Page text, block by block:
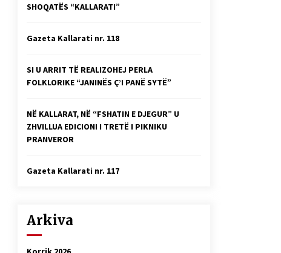
Faksimilet e një 83 vjetori lufte:
04/10/2025
Gazeta Kallarati nr. 114
06/02/2025
SHOQATËS “KALLARATI”
Gazeta Kallarati nr. 118
SI U ARRIT TË REALIZOHEJ PERLA
FOLKLORIKE “JANINËS Ç’I PANË SYTË”
NË KALLARAT, NË “FSHATIN E DJEGUR” U
ZHVILLUA EDICIONI I TRETË I PIKNIKU
PRANVEROR
Gazeta Kallarati nr. 117
Arkiva